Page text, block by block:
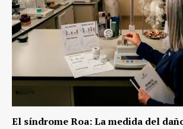
El síndrome Roa: La medida del